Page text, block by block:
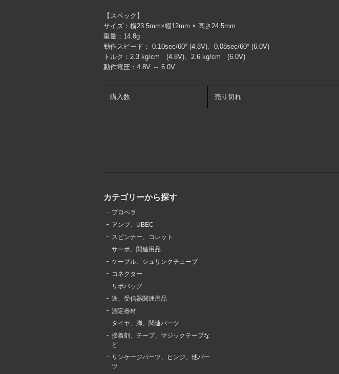
【スペック】
サイズ：横23.5mm×幅12mm × 高さ24.5mm
重量：14.8g
動作スピード： 0.10sec/60° (4.8V)、0.08sec/60° (6.0V)
トルク：2.3 kg/cm (4.8V)、2.6 kg/cm (6.0V)
動作電圧：4.8V ～ 6.0V
購入数 売り切れ
カテゴリーから探す
プロペラ
アンプ、UBEC
スピンナー、コレット
サーボ、関連用品
ケーブル、シュリンクチューブ
コネクター
リポバッグ
送、受信器関連用品
測定器材
タイヤ、脚、関連パーツ
接着剤、テープ、マジックテープな
ど
リンケージパーツ、ヒンジ、他パー
ツ